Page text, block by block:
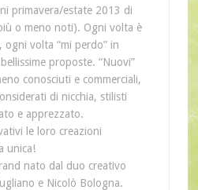
primavera/estate 2013 di
o meno noti). Ogni volta è
ogni volta “mi perdo” in
proposte. “Nuovi”
conosciuti e commerciali,
di nicchia, stilisti
e apprezzato.
le loro creazioni
unica!
nato dal duo creativo
e Nicolò Bologna.